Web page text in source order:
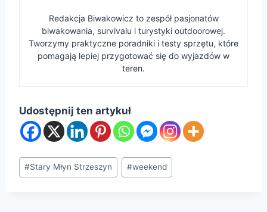
Redakcja Biwakowicz to zespół pasjonatów
biwakowania, survivalu i turystyki outdoorowej.
Tworzymy praktyczne poradniki i testy sprzętu, które
pomagają lepiej przygotować się do wyjazdów w
teren.
Udostępnij ten artykuł
Tagi
wpisu:
#Stary Młyn Strzeszyn #weekend